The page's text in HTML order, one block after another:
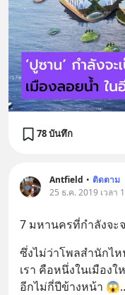
78 บันทึก
Antfield • ติดตาม
25 ธ.ค. 2019 เวลา
7 มหานครที่กำลังจะ
ซึ่งไม่ว่าโพลสำนักไ
เรา คือหนึ่งในเมือง
อีกไม่กี่ปีข้างหน้า 😱